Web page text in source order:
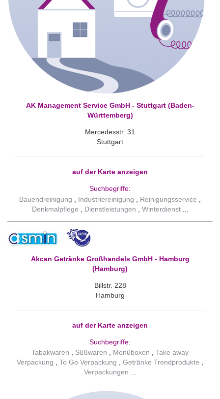
AK Management Service GmbH - Stuttgart (Baden-
Württemberg)
Mercedesstr. 31
Stuttgart
auf der Karte anzeigen
Suchbegriffe:
Bauendreinigung
Industriereinigung
Reinigungsservice
Denkmalpflege
Dienstleistungen Winterdienst
Akcan Getränke Großhandels GmbH - Hamburg
(Hamburg)
Billstr. 228
Hamburg
auf der Karte anzeigen
Suchbegriffe:
Tabakwaren
Süßwaren Menüboxen
Take away
Verpackung
To Go Verpackung
Getränke Trendprodukte
Verpackungen